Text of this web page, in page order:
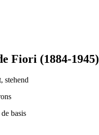
Fiori (1884-1945)
stehend
basis